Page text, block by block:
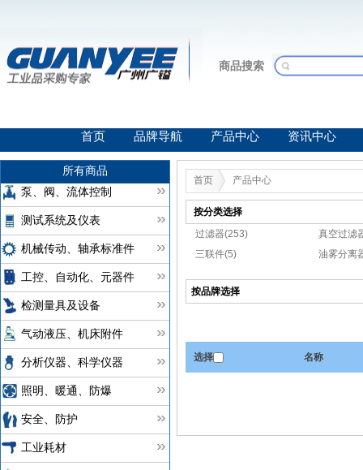
商品搜索
首页 品牌导航 产品中心 资讯中心
所有商品
泵、阀、流体控制
测试系统及仪表
机械传动、轴承标准件
工控、自动化、元器件
检测量具及设备
气动液压、机床附件
分析仪器、科学仪器
照明、暖通、防爆
安全、防护
工业耗材
首页 产品中心
按分类选择
过滤器(253)
真空过滤
三联件(5)
油雾分离
按品牌选择
选择 名称